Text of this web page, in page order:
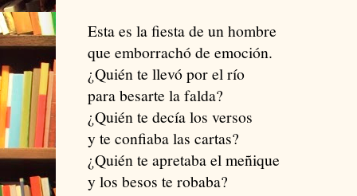
Esta es la fiesta de un hombre
que emborrachó de emoción.
¿Quién te llevó por el río
para besarte la falda?
¿Quién te decía los versos
y te confiaba las cartas?
¿Quién te apretaba el meñique
y los besos te robaba?